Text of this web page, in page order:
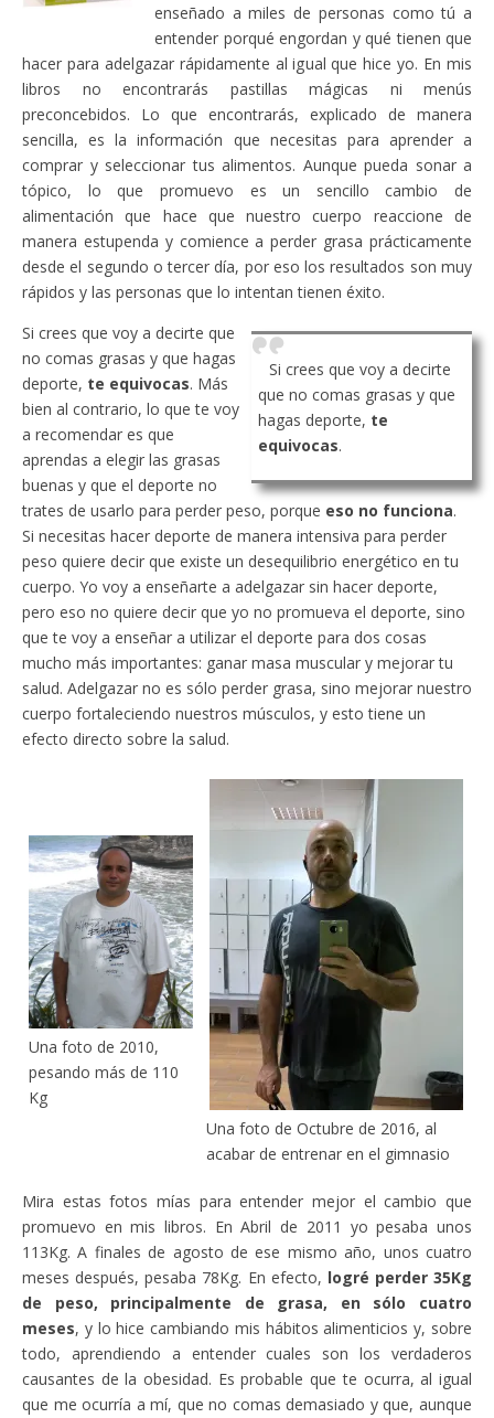
enseñado a miles de personas como tú a
entender porqué engordan y qué tienen que
hacer para adelgazar rápidamente al igual que hice yo. En mis
libros no encontrarás pastillas mágicas ni menús
preconcebidos. Lo que encontrarás, explicado de manera
sencilla, es la información que necesitas para aprender a
comprar y seleccionar tus alimentos. Aunque pueda sonar a
tópico, lo que promuevo es un sencillo cambio de
alimentación que hace que nuestro cuerpo reaccione de
manera estupenda y comience a perder grasa prácticamente
desde el segundo o tercer día, por eso los resultados son muy
rápidos y las personas que lo intentan tienen éxito.
Si crees que voy a decirte
que no comas grasas y que
hagas deporte, te
equivocas.
Si crees que voy a decirte que
no comas grasas y que hagas
deporte, te equivocas. Más
bien al contrario, lo que te voy
a recomendar es que
aprendas a elegir las grasas
buenas y que el deporte no
trates de usarlo para perder peso, porque eso no funciona.
Si necesitas hacer deporte de manera intensiva para perder
peso quiere decir que existe un desequilibrio energético en tu
cuerpo. Yo voy a enseñarte a adelgazar sin hacer deporte,
pero eso no quiere decir que yo no promueva el deporte, sino
que te voy a enseñar a utilizar el deporte para dos cosas
mucho más importantes: ganar masa muscular y mejorar tu
salud. Adelgazar no es sólo perder grasa, sino mejorar nuestro
cuerpo fortaleciendo nuestros músculos, y esto tiene un
efecto directo sobre la salud.
Una foto de 2010,
pesando más de 110
Kg
Una foto de Octubre de 2016, al
acabar de entrenar en el gimnasio
Mira estas fotos mías para entender mejor el cambio que
promuevo en mis libros. En Abril de 2011 yo pesaba unos
113Kg. A finales de agosto de ese mismo año, unos cuatro
meses después, pesaba 78Kg. En efecto, logré perder 35Kg
de peso, principalmente de grasa, en sólo cuatro
meses, y lo hice cambiando mis hábitos alimenticios y, sobre
todo, aprendiendo a entender cuales son los verdaderos
causantes de la obesidad. Es probable que te ocurra, al igual
que me ocurría a mí, que no comas demasiado y que, aunque